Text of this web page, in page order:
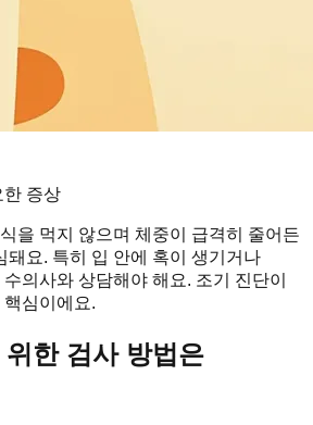
한 증상
을 먹지 않으며 체중이 급격히 줄어든
돼요. 특히 입 안에 혹이 생기거나
의사와 상담해야 해요. 조기 진단이
심이에요.
한 검사 방법은